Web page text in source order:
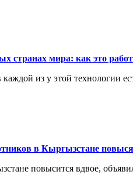
странах мира: как это
из у этой технологии
в Кыргызстане
повысится вдвое,